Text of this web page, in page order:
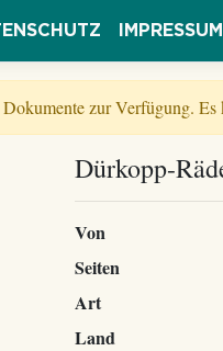
IMPRESSUM
zur Verfügung.
Dürkopp-
Von
Seiten
Art
Land